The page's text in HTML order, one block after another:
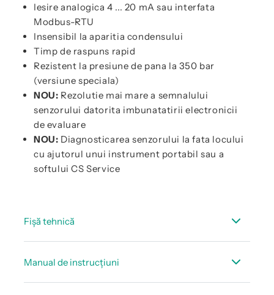
Iesire analogica 4 ... 20 mA sau interfata
Modbus-RTU
Insensibil la aparitia condensului
Timp de raspuns rapid
Rezistent la presiune de pana la 350 bar
(versiune speciala)
NOU: Rezolutie mai mare a semnalului
senzorului datorita imbunatatirii electronicii
de evaluare
NOU: Diagnosticarea senzorului la fata locului
cu ajutorul unui instrument portabil sau a
softului CS Service
Fișă tehnică
Manual de instrucțiuni